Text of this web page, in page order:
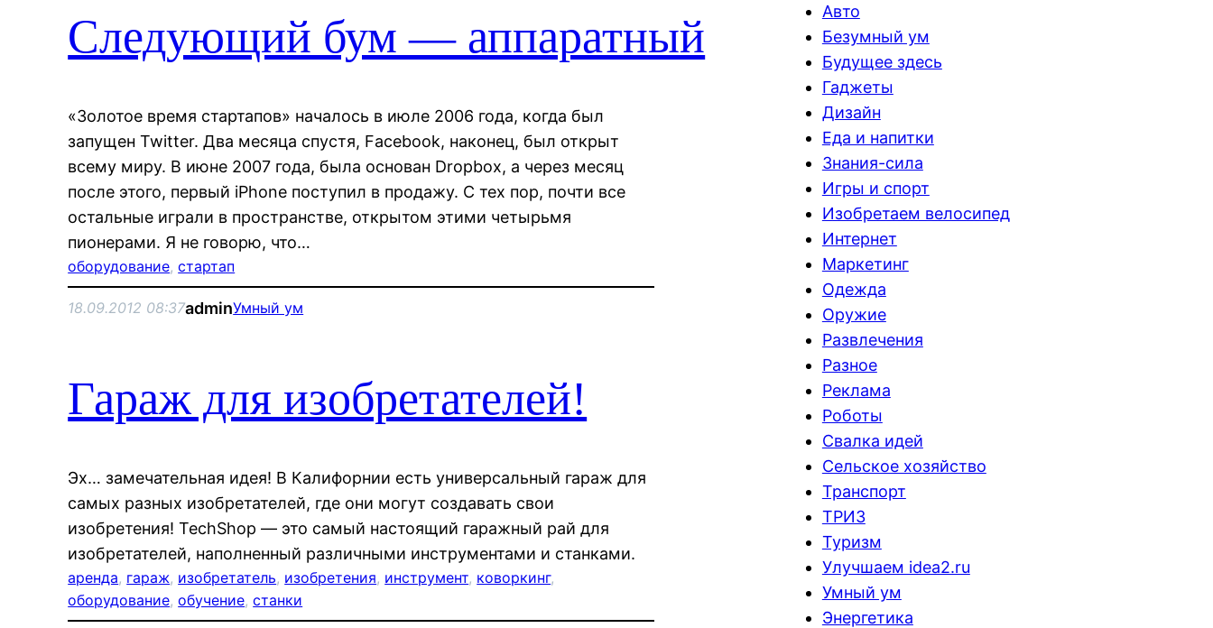
Следующий бум — аппаратный
«Золотое время стартапов» началось в июле 2006 года, когда был
запущен Twitter. Два месяца спустя, Facebook, наконец, был открыт
всему миру. В июне 2007 года, была основан Dropbox, а через месяц
после этого, первый iPhone поступил в продажу. С тех пор, почти все
остальные играли в пространстве, открытом этими четырьмя
пионерами. Я не говорю, что…
оборудование, стартап
18.09.2012 08:37adminУмный ум
Гараж для изобретателей!
Эх… замечательная идея! В Калифорнии есть универсальный гараж для
самых разных изобретателей, где они могут создавать свои
изобретения! TechShop — это самый настоящий гаражный рай для
изобретателей, наполненный различными инструментами и станками.
аренда, гараж, изобретатель, изобретения, инструмент, коворкинг
оборудование, обучение, станки
Авто
Безумный ум
Будущее здесь
Гаджеты
Дизайн
Еда и напитки
Знания-сила
Игры и спорт
Изобретаем велосипед
Интернет
Маркетинг
Одежда
Оружие
Развлечения
Разное
Реклама
Роботы
Свалка идей
Сельское хозяйство
Транспорт
ТРИЗ
Туризм
Улучшаем idea2.ru
Умный ум
Энергетика